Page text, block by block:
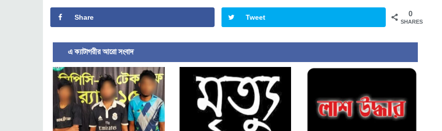
0
SHARES
Share Tweet
এ ক্যাটাগরীর আরো সংবাদ